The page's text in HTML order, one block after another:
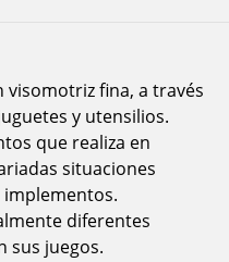
fina, a través
y utensilios.
que realiza en
situaciones
implementos.
diferentes
sus juegos.